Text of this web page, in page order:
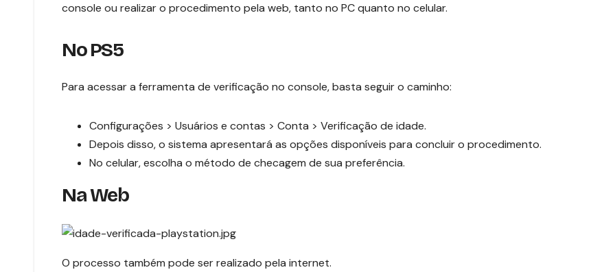
console ou realizar o procedimento pela web, tanto no PC quanto no celular.
No PS5
Para acessar a ferramenta de verificação no console, basta seguir o caminho:
Configurações > Usuários e contas > Conta > Verificação de idade.
Depois disso, o sistema apresentará as opções disponíveis para concluir o procedimento.
No celular, escolha o método de checagem de sua preferência.
Na Web
O processo também pode ser realizado pela internet.